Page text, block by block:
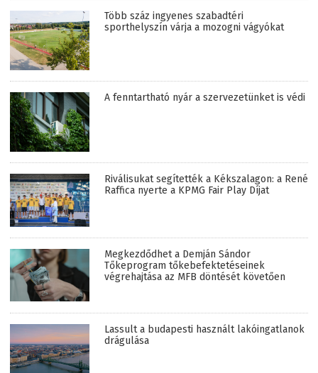
Több száz ingyenes szabadtéri
sporthelyszín várja a mozogni vágyókat
A fenntartható nyár a szervezetünket is védi
Riválisukat segítették a Kékszalagon: a René
Raffica nyerte a KPMG Fair Play Díjat
Megkezdődhet a Demján Sándor
Tőkeprogram tőkebefektetéseinek
végrehajtása az MFB döntését követően
Lassult a budapesti használt lakóingatlanok
drágulása